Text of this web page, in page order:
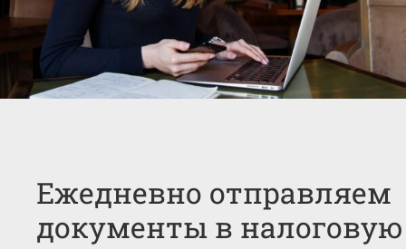
Ежедневно отправляем
документы в налоговую